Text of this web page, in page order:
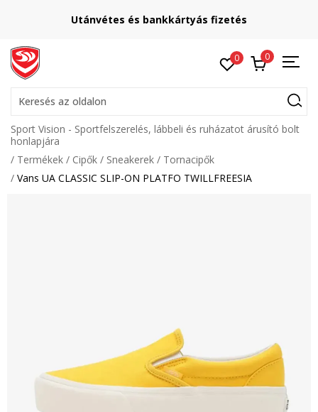
Utánvétes és bankkártyás fizetés
0 0
Keresés az oldalon
Sport Vision - Sportfelszerelés, lábbeli és ruházatot árusító bolt
honlapjára
Termékek
Cipők Sneakerek
Tornacipők
Vans UA CLASSIC SLIP-ON PLATFO TWILLFREESIA